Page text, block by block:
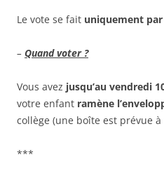
Le vote se fait uniquement
– Quand voter ?
Vous avez jusqu’au vendredi
votre enfant ramène
collège (une boîte est prévue à
***